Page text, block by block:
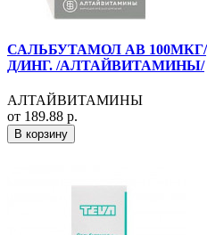
САЛЬБУТАМОЛ АВ 100МКГ/
Д/ИНГ. /АЛТАЙВИТАМИНЫ/
АЛТАЙВИТАМИНЫ
от 189.88 р.
В корзину